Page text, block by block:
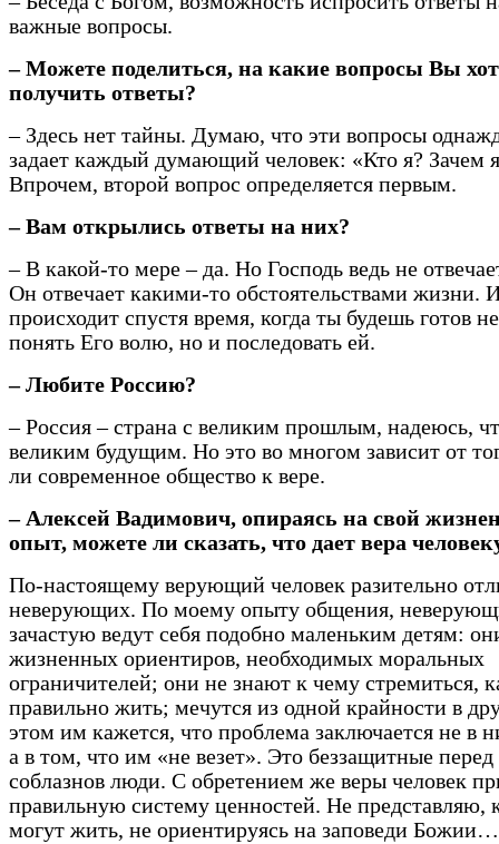
важные вопросы.
– Можете поделиться, на какие вопросы Вы
получить ответы?
– Здесь нет тайны. Думаю, что эти вопросы
задает каждый думающий человек: «Кто я? Зачем
Впрочем, второй вопрос определяется первым.
– Вам открылись ответы на них?
– В какой-то мере – да. Но Господь ведь не
Он отвечает какими-то обстоятельствами жизни.
происходит спустя время, когда ты будешь готов
понять Его волю, но и последовать ей.
– Любите Россию?
– Россия – страна с великим прошлым, надеюсь,
великим будущим. Но это во многом зависит от
ли современное общество к вере.
– Алексей Вадимович, опираясь на свой
опыт, можете ли сказать, что дает вера
По-настоящему верующий человек разительно
неверующих. По моему опыту общения,
зачастую ведут себя подобно маленьким детям:
жизненных ориентиров, необходимых моральных
ограничителей; они не знают к чему стремиться,
правильно жить; мечутся из одной крайности в
этом им кажется, что проблема заключается не в
а в том, что им «не везет». Это беззащитные
соблазнов люди. С обретением же веры человек
правильную систему ценностей. Не представляю,
могут жить, не ориентируясь на заповеди Божии…